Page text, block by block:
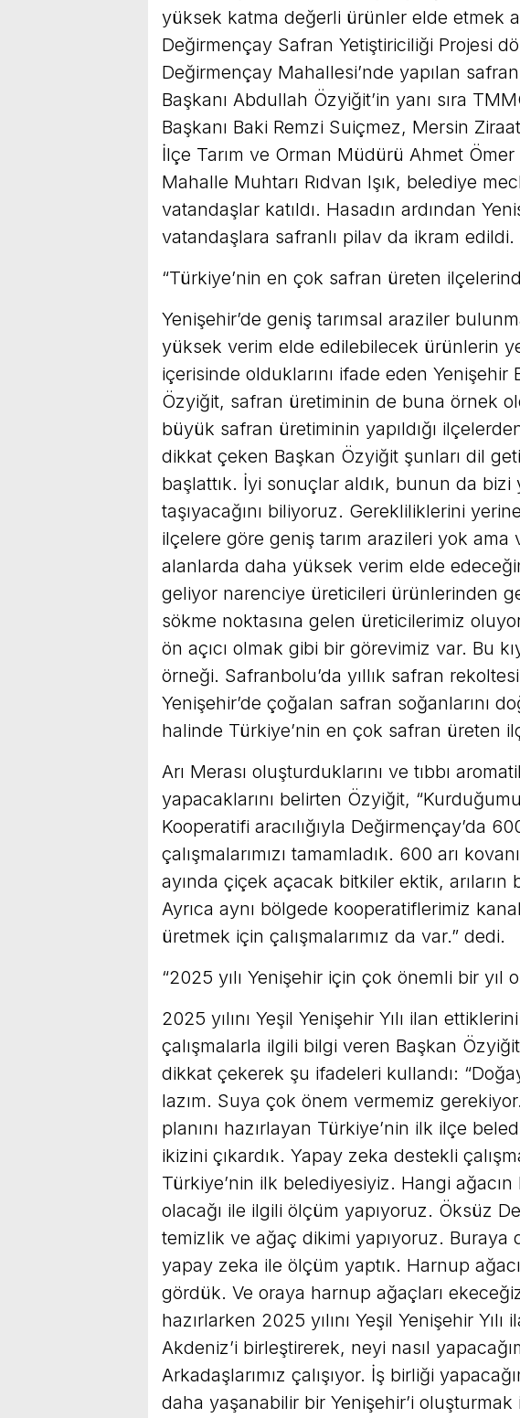
yüksek katma değerli ürünler elde etmek
Değirmençay Safran Yetiştiriciliği Projesi
Değirmençay Mahallesi’nde yapılan
Başkanı Abdullah Özyiğit’in yanı sıra
Başkanı Baki Remzi Suiçmez, Mersin
İlçe Tarım ve Orman Müdürü Ahmet
Mahalle Muhtarı Rıdvan Işık, belediye
vatandaşlar katıldı. Hasadın ardından
vatandaşlara safranlı pilav da ikram edildi.
“Türkiye’nin en çok safran üreten
Yenişehir’de geniş tarımsal araziler
yüksek verim elde edilebilecek ürünlerin
içerisinde olduklarını ifade eden Yenişehir
Özyiğit, safran üretiminin de buna örnek
büyük safran üretiminin yapıldığı
dikkat çeken Başkan Özyiğit şunları dil
başlattık. İyi sonuçlar aldık, bunun da bizi
taşıyacağını biliyoruz. Gerekliliklerini
ilçelere göre geniş tarım arazileri yok ama
alanlarda daha yüksek verim elde
geliyor narenciye üreticileri ürünlerinden
sökme noktasına gelen üreticilerimiz
ön açıcı olmak gibi bir görevimiz var. Bu
örneği. Safranbolu’da yıllık safran
Yenişehir’de çoğalan safran soğanlarını
halinde Türkiye’nin en çok safran üreten
Arı Merası oluşturduklarını ve tıbbı
yapacaklarını belirten Özyiğit,
Kooperatifi aracılığıyla Değirmençay’da
çalışmalarımızı tamamladık. 600 arı
ayında çiçek açacak bitkiler ektik,
Ayrıca aynı bölgede kooperatiflerimiz
üretmek için çalışmalarımız da var.” dedi.
“2025 yılı Yenişehir için çok önemli bir yıl
2025 yılını Yeşil Yenişehir Yılı ilan
çalışmalarla ilgili bilgi veren Başkan
dikkat çekerek şu ifadeleri kullandı:
lazım. Suya çok önem vermemiz
planını hazırlayan Türkiye’nin ilk ilçe
ikizini çıkardık. Yapay zeka destekli
Türkiye’nin ilk belediyesiyiz. Hangi
olacağı ile ilgili ölçüm yapıyoruz. Öksüz
temizlik ve ağaç dikimi yapıyoruz. Buraya
yapay zeka ile ölçüm yaptık. Harnup
gördük. Ve oraya harnup ağaçları
hazırlarken 2025 yılını Yeşil Yenişehir
Akdeniz’i birleştirerek, neyi nasıl
Arkadaşlarımız çalışıyor. İş birliği
daha yaşanabilir bir Yenişehir’i